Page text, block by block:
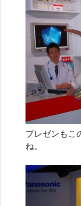
プレゼンもこ
ね。